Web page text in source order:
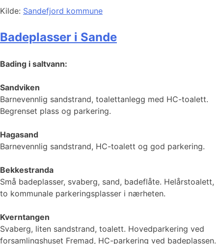
Kilde: Sandefjord kommune
Badeplasser i Sande
Bading i saltvann:
Sandviken
Barnevennlig sandstrand, toalettanlegg med HC-toalett.
Begrenset plass og parkering.
Hagasand
Barnevennlig sandstrand, HC-toalett og god parkering.
Bekkestranda
Små badeplasser, svaberg, sand, badeflåte. Helårstoalett,
to kommunale parkeringsplasser i nærheten.
Kverntangen
Svaberg, liten sandstrand, toalett. Hovedparkering ved
forsamlingshuset Fremad, HC-parkering ved badeplassen.